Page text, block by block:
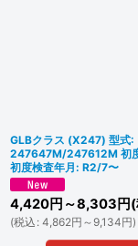
GLBクラス (X247) 型式:
247647M/247612M 初
初度検査年月: R2/7〜
4,420円 ～8,303 円
(税込 : 4,862円 ～9,134円)